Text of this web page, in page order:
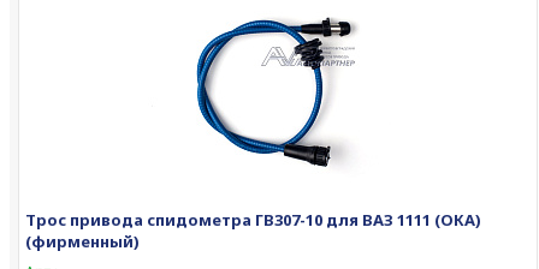
Трос привода спидометра ГВ307-10 для ВАЗ 1111 (ОКА)
(фирменный)